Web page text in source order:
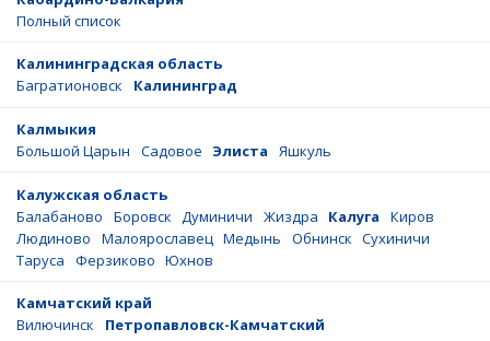
Полный список
Калининградская область
Багратионовск
Калининград
Калмыкия
Большой Царын
Садовое Элиста Яшкуль
Калужская область
Балабаново
Боровск Думиничи Жиздра Калуга
Киров
Людиново
Малоярославец Медынь Обнинск Сухиничи
Таруса
Ферзиково Юхнов
Камчатский край
Вилючинск
Петропавловск-Камчатский